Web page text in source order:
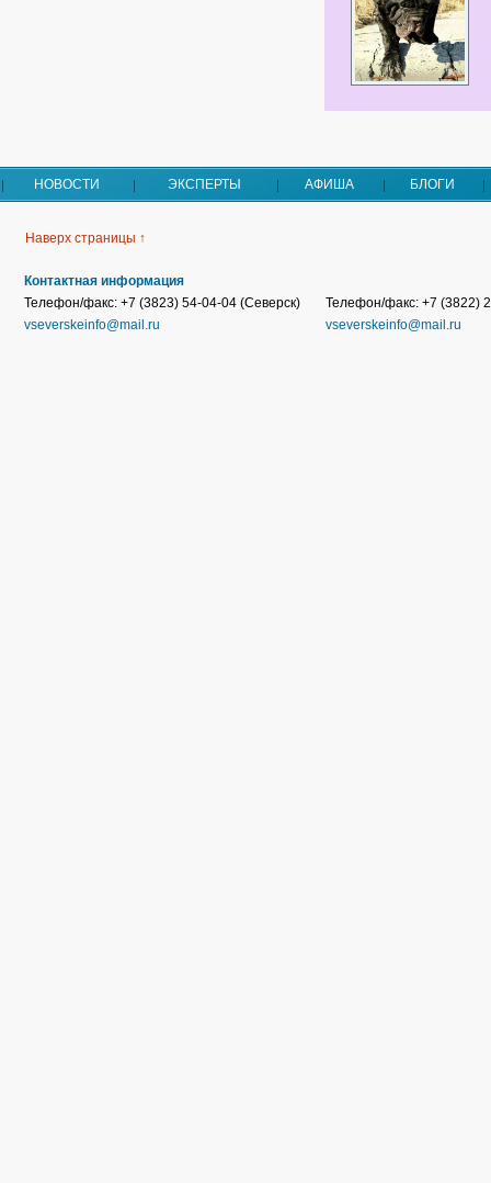
НОВОСТИ ЭКСПЕРТЫ АФИША БЛОГИ
Наверх страницы ↑
Контактная информация
Телефон/факс: +7 (3823) 54-04-04 (Северск)
vseverskeinfo@mail.ru
Телефон/факс: +7 (3822)
vseverskeinfo@mail.ru